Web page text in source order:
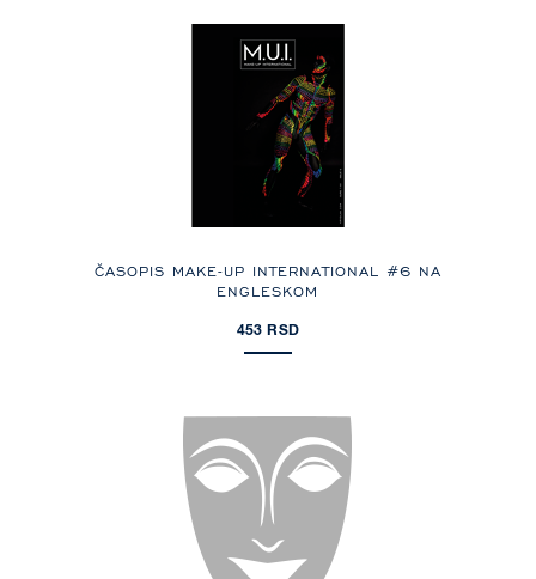
ČASOPIS MAKE-UP INTERNATIONAL #6 NA
ENGLESKOM
453 RSD